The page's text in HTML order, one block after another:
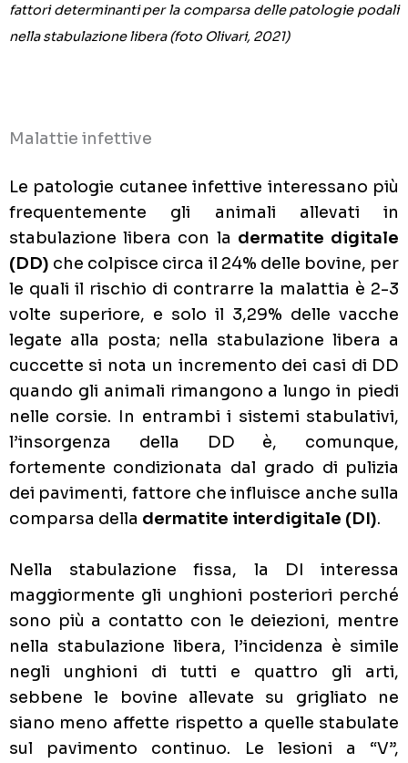
fattori determinanti per la comparsa delle patologie podali
nella stabulazione libera (foto Olivari, 2021)
Malattie infettive
Le patologie cutanee infettive interessano più
frequentemente gli animali allevati in
stabulazione libera con la dermatite digitale
(DD) che colpisce circa il 24% delle bovine, per
le quali il rischio di contrarre la malattia è 2-3
volte superiore, e solo il 3,29% delle vacche
legate alla posta; nella stabulazione libera a
cuccette si nota un incremento dei casi di DD
quando gli animali rimangono a lungo in piedi
nelle corsie. In entrambi i sistemi stabulativi,
l’insorgenza della DD è, comunque,
fortemente condizionata dal grado di pulizia
dei pavimenti, fattore che influisce anche sulla
comparsa della dermatite interdigitale (DI).
Nella stabulazione fissa, la DI interessa
maggiormente gli unghioni posteriori perché
sono più a contatto con le deiezioni, mentre
nella stabulazione libera, l’incidenza è simile
negli unghioni di tutti e quattro gli arti,
sebbene le bovine allevate su grigliato ne
siano meno affette rispetto a quelle stabulate
sul pavimento continuo. Le lesioni a “V”,